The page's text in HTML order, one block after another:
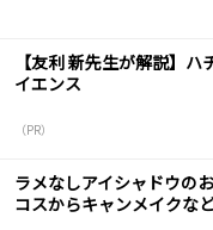
【友利 新先生が解説】
イエンス
（PR）
ラメなしアイシャドウの
コスからキャンメイクな